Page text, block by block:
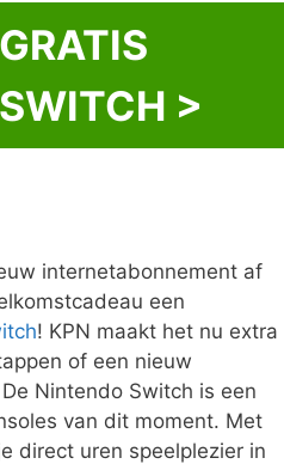
>
internetabonnement af
een
! KPN maakt het nu extra
of een nieuw
Nintendo Switch is een
van dit moment. Met
direct uren speelplezier in